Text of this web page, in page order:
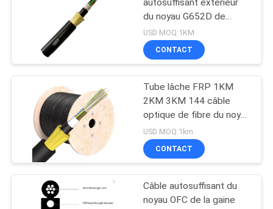
NOUVELLES
PLAN
SITE
PRIVACY
POLICY
autosuffisant extérieur
du noyau G652D de
câble optique de fibre
d'OFC 12
USD MOQ:1KM
CONTACT
Tube lâche FRP 1KM
2KM 3KM 144 câble
optique de fibre du noyau
ADSS
USD MOQ:1km
CONTACT
Câble autosuffisant du
noyau OFC de la gaine